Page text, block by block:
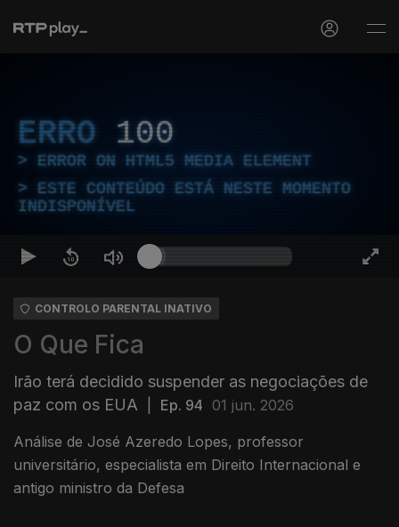
ERRO 100
ERROR ON HTML5 MEDIA ELEMENT
ESTE CONTEÚDO ESTÁ NESTE MOMENTO
INDISPONÍVEL
CONTROLO PARENTAL INATIVO
O Que Fica
Irão terá decidido suspender as negociações de
paz com os EUA
Ep. 94 01 jun. 2026
Análise de José Azeredo Lopes, professor
universitário, especialista em Direito Internacional e
antigo ministro da Defesa